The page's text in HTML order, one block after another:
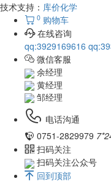
技术支持： 库价化学
0 购物车
在线咨询
qq:3929169616
微信客服
余经理
黄经理
邹经理
电话沟通
0751-2829979
扫码关注
扫码关注公众号
回到顶部